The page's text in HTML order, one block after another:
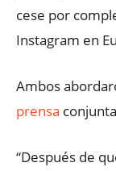
cese por
Instagram en
Ambos
prensa
“Después de